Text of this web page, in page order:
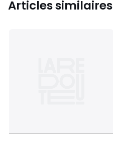
Articles similaires